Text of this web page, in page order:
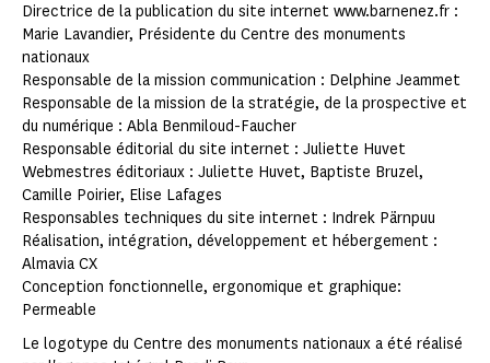
Directrice de la publication du site internet www.barnenez.fr :
Marie Lavandier, Présidente du Centre des monuments
nationaux
Responsable de la mission communication : Delphine Jeammet
Responsable de la mission de la stratégie, de la prospective et
du numérique : Abla Benmiloud-Faucher
Responsable éditorial du site internet : Juliette Huvet
Webmestres éditoriaux : Juliette Huvet, Baptiste Bruzel,
Camille Poirier, Elise Lafages
Responsables techniques du site internet : Indrek Pärnpuu
Réalisation, intégration, développement et hébergement :
Almavia CX
Conception fonctionnelle, ergonomique et graphique:
Permeable
Le logotype du Centre des monuments nationaux a été réalisé